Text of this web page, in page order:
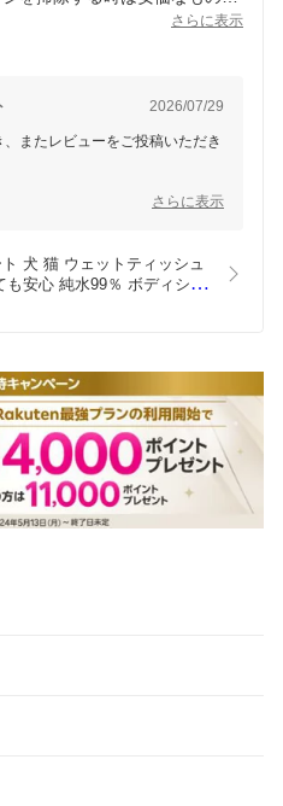
さらに表示
2026/07/29
またレビューをご投稿いただき
をご覧いただいたうえで当店の商
すさにもご満足いただけたよう
のお手入れ用と、ケージのお掃
ているとのこと、日々のケアに
ます。
よりお待ちしております。この
た
さらに表示
犬 猫 ウェットティッシュ
も安心 純水99％ ボディシー